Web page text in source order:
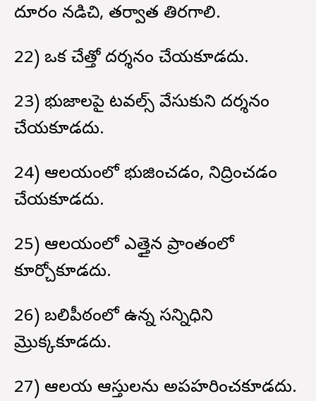
దూరం నడిచి, తర్వాత తిరగాలి.
22) ఒక చేత్తో దర్శనం చేయకూడదు.
23) భుజాలపై టవల్స్ వేసుకుని దర్శనం
చేయకూడదు.
24) ఆలయంలో భుజించడం, నిద్రించడం
చేయకూడదు.
25) ఆలయంలో ఎత్తైన ప్రాంతంలో
కూర్చోకూడదు.
26) బలిపీఠంలో ఉన్న సన్నిధిని
మ్రొక్కకూడదు.
27) ఆలయ ఆస్తులను అపహరించకూడదు.